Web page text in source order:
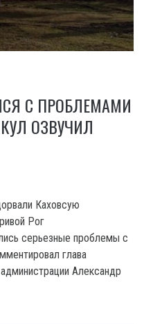
С ПРОБЛЕМАМИ
ОЗВУЧИЛ
Каховсую
Рог
серьезные проблемы с
глава
Александр